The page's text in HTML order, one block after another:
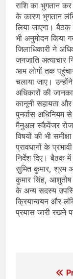
राशि का भुगतान
के कारण भुगतान
लिया जाएगा।
भी अनुमोदन किया
जिलाधिकारी ने
जनजाति अत्याचार
आम लोगों तक
चलाया जाए।
अधिकारों की
कानूनी सहायता
पुनर्वास अधिनियम
मैनुअल स्कैवेंजर
विषयों की भी
प्रावधानों के
निर्देश दिए। बैठक
सुमित कुमार, श्रम
कुमार सिंह, आशुतोष
के अन्य सदस्य
क्रियान्वयन और
प्रयास जारी रखने